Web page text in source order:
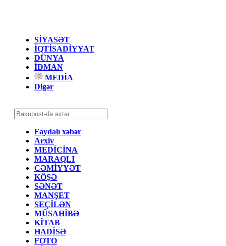
SİYASƏT
İQTİSADİYYAT
DÜNYA
İDMAN
MEDİA
Digər
Faydalı xəbər
Arxiv
MEDİCİNA
MARAQLI
CƏMİYYƏT
KÖŞƏ
SƏNƏT
MANŞET
SEÇİLƏN
MÜSAHİBƏ
KİTAB
HADİSƏ
FOTO